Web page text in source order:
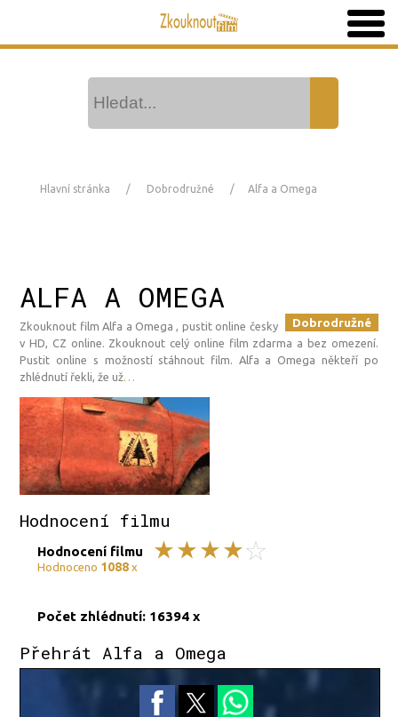
Hlavní stránka Dobrodružné Alfa a Omega
ALFA A OMEGA
Dobrodružné
Zkouknout film Alfa a Omega , pustit online česky
v HD, CZ online. Zkouknout celý online film zdarma a bez omezení.
Pustit online s možností stáhnout film. Alfa a Omega někteří po
zhlédnutí řekli, že už
Hodnocení filmu
Hodnocení filmu
Hodnoceno 1088x
Počet zhlédnutí: 16394 x
Přehrát Alfa a Omega